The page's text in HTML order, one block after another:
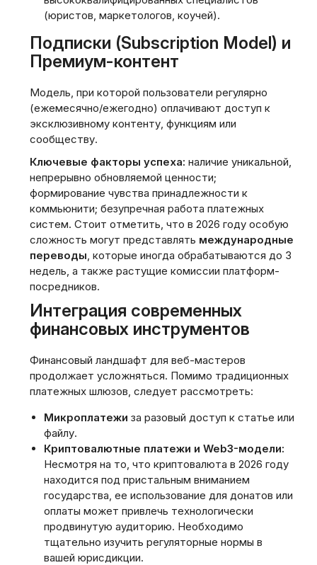
(юристов, маркетологов, коучей).
Подписки (Subscription Model) и
Премиум-контент
Модель, при которой пользователи регулярно
(ежемесячно/ежегодно) оплачивают доступ к
эксклюзивному контенту, функциям или
сообществу.
Ключевые факторы успеха: наличие уникальной,
непрерывно обновляемой ценности;
формирование чувства принадлежности к
коммьюнити; безупречная работа платежных
систем. Стоит отметить, что в 2026 году особую
сложность могут представлять международные
переводы, которые иногда обрабатываются до 3
недель, а также растущие комиссии платформ-
посредников.
Интеграция современных
финансовых инструментов
Финансовый ландшафт для веб-мастеров
продолжает усложняться. Помимо традиционных
платежных шлюзов, следует рассмотреть:
Микроплатежи за разовый доступ к статье или
файлу.
Криптовалютные платежи и Web3-модели:
Несмотря на то, что криптовалюта в 2026 году
находится под пристальным вниманием
государства, ее использование для донатов или
оплаты может привлечь технологически
продвинутую аудиторию. Необходимо
тщательно изучить регуляторные нормы в
вашей юрисдикции.